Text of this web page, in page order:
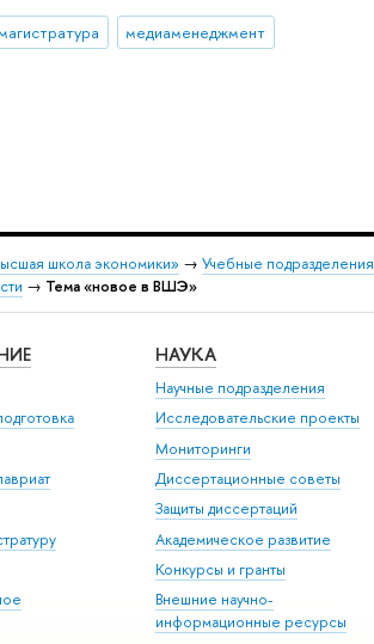
медиаменеджмент
школа экономики» → Учебные подразделения
→ Тема «новое в ВШЭ»
НАУКА
Научные подразделения
Исследовательские проекты
Мониторинги
Диссертационные советы
Защиты диссертаций
Академическое развитие
Конкурсы и гранты
Внешние научно-
информационные ресурсы